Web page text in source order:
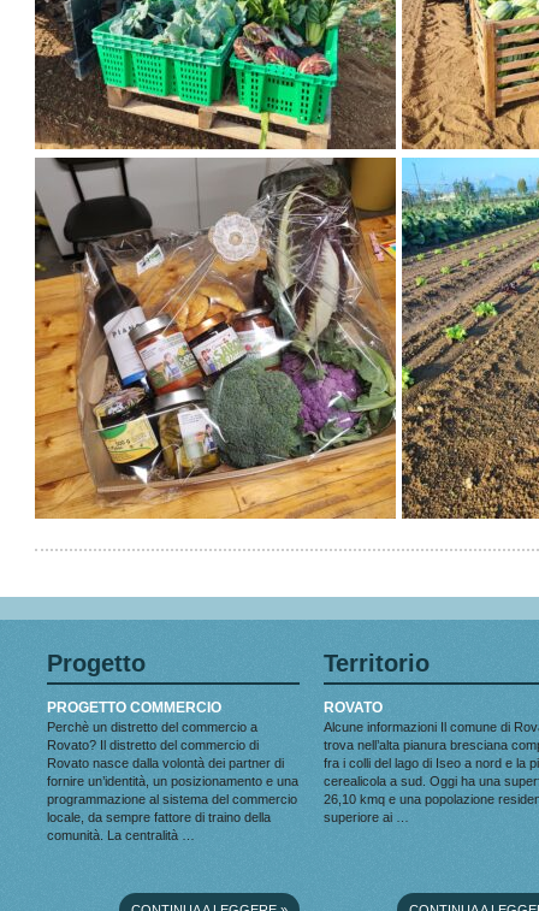
Progetto
PROGETTO COMMERCIO
Perchè un distretto del commercio a
Rovato? Il distretto del commercio di
Rovato nasce dalla volontà dei partner di
fornire un’identità, un posizionamento e una
programmazione al sistema del commercio
locale, da sempre fattore di traino della
comunità. La centralità …
Territorio
ROVATO
Alcune informazioni Il comune di
trova nell’alta pianura bresciana
fra i colli del lago di Iseo a nord e la
cerealicola a sud. Oggi ha una
26,10 kmq e una popolazione
superiore ai …